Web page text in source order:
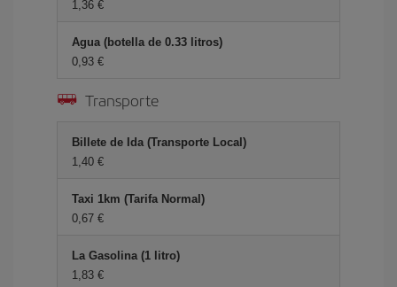
1,36 €
Agua (botella de 0.33 litros)
0,93 €
Transporte
Billete de Ida (Transporte Local)
1,40 €
Taxi 1km (Tarifa Normal)
0,67 €
La Gasolina (1 litro)
1,83 €